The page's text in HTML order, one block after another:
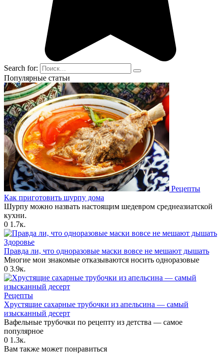
Search for:
Популярные статьи
Рецепты
Как приготовить шурпу дома
Шурпу можно назвать настоящим шедевром среднеазиатской
кухни.
0 1.7к.
Здоровье
Правда ли, что одноразовые маски вовсе не мешают дышать
Многие мои знакомые отказываются носить одноразовые
0 3.9к.
Рецепты
Хрустящие сахарные трубочки из апельсина — самый
изысканный десерт
Вафельные трубочки по рецепту из детства — самое
популярное
0 1.3к.
Вам также может понравиться